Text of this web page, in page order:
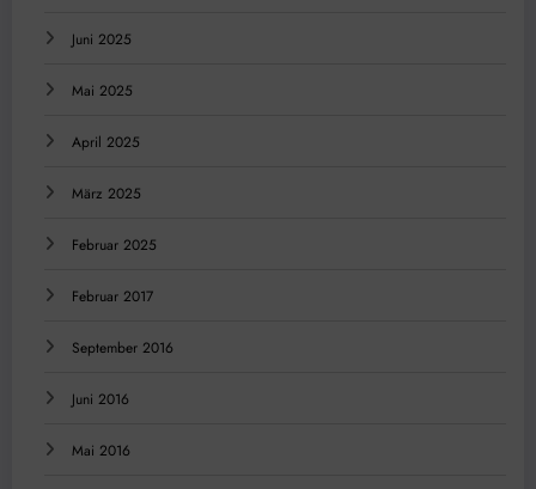
Juni 2025
Mai 2025
April 2025
März 2025
Februar 2025
Februar 2017
September 2016
Juni 2016
Mai 2016